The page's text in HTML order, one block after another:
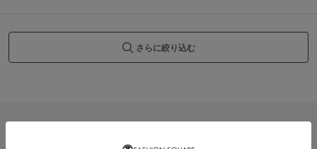
さらに絞り込む